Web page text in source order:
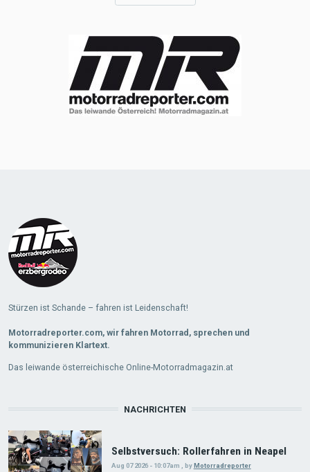
Stürzen ist Schande – fahren ist Leidenschaft!
Motorradreporter.com, wir fahren Motorrad, sprechen und
kommunizieren Klartext.
Das leiwande österreichische Online-Motorradmagazin.at
NACHRICHTEN
Selbstversuch: Rollerfahren in Neapel
Aug 07 2026 - 10:07am byMotorradreporter